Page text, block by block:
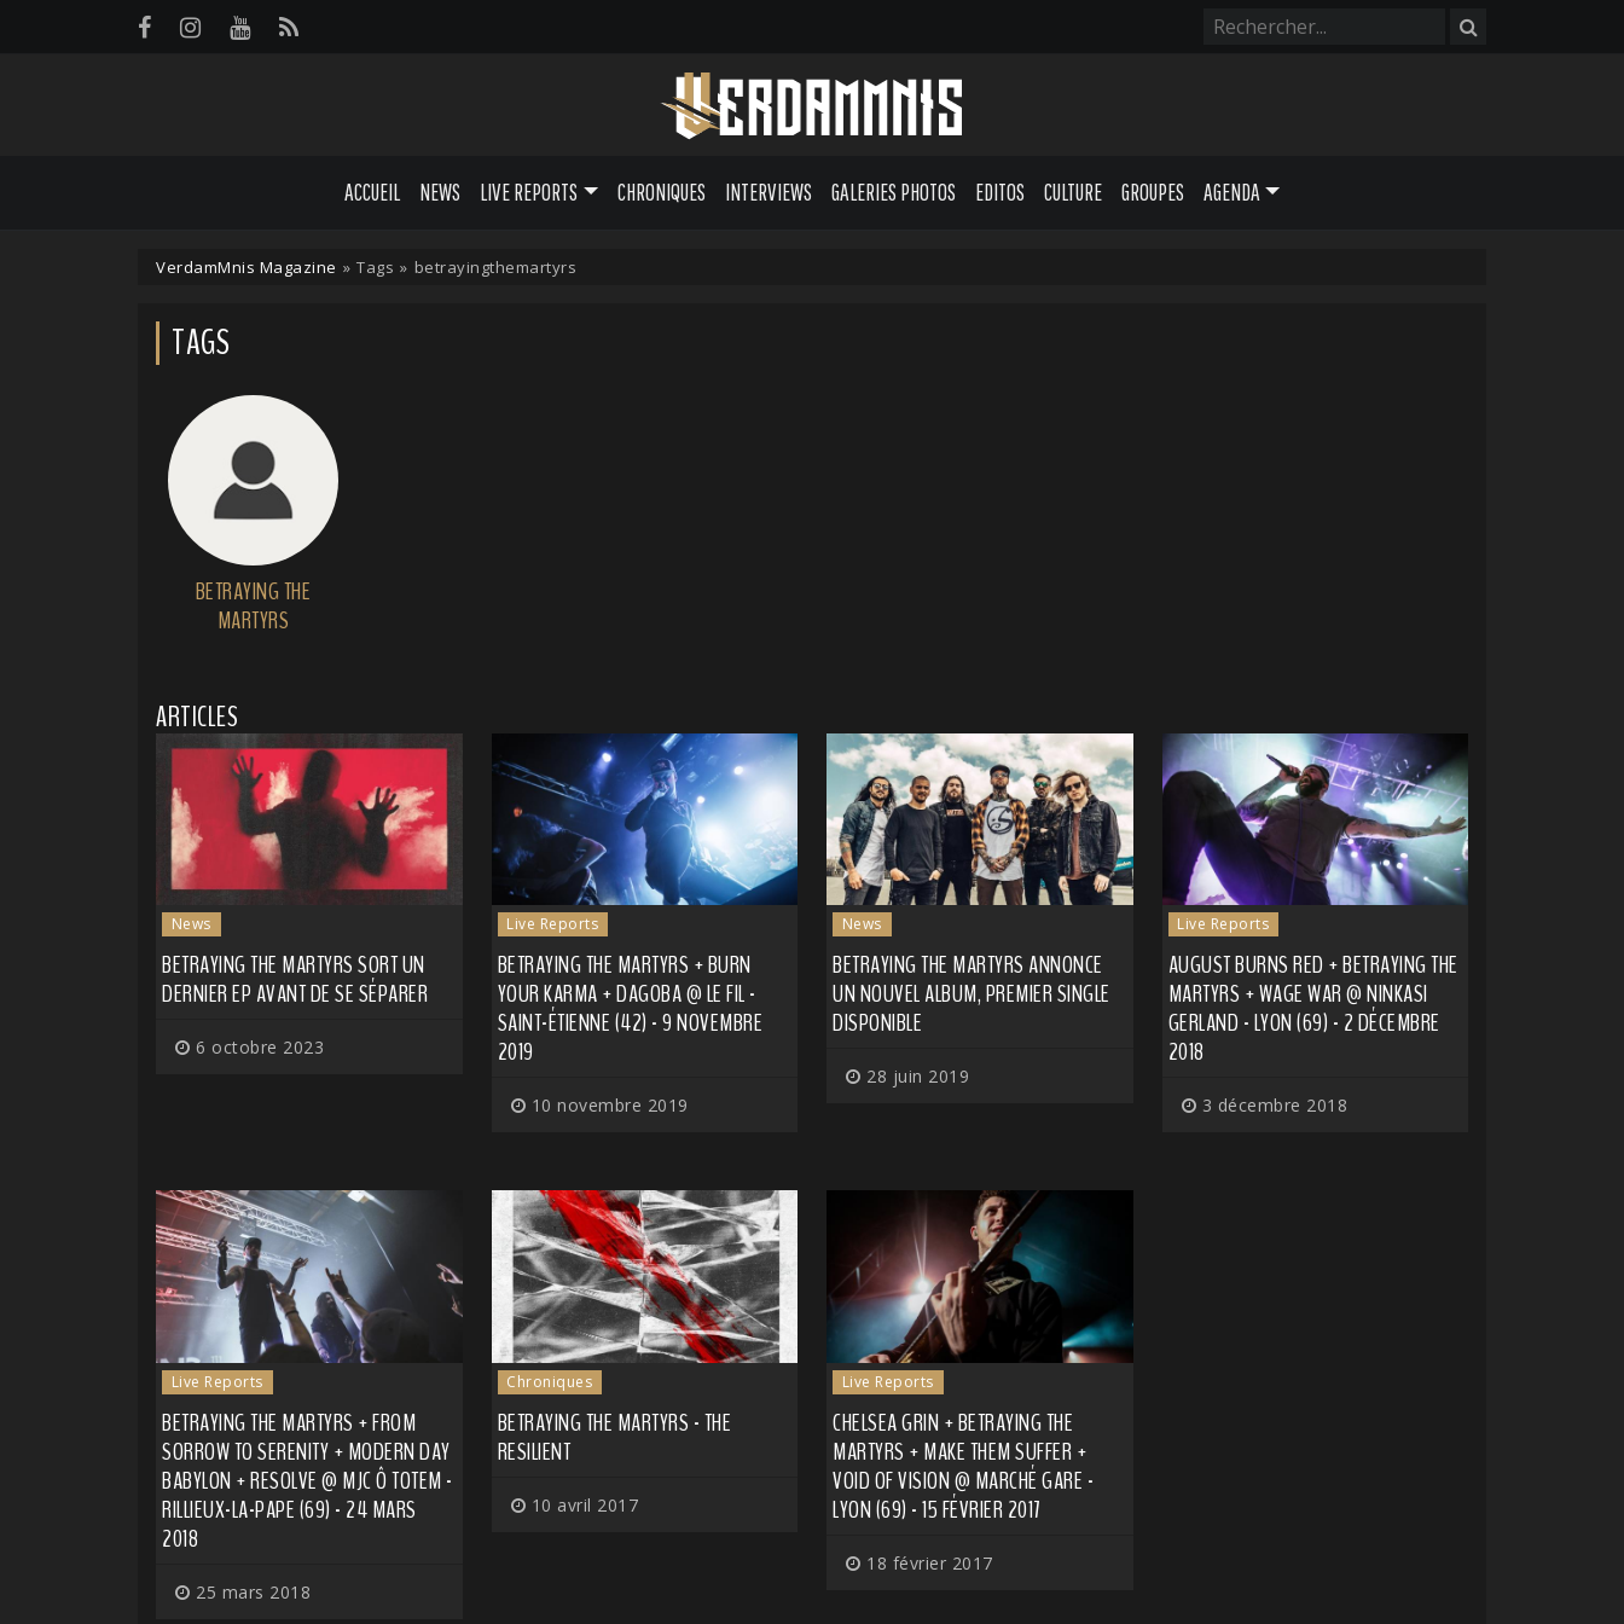
ACCUEIL NEWS LIVE REPORTS CHRONIQUES INTERVIEWS GALERIES PHOTOS EDITOS CULTURE GROUPES AGENDA
VerdamMnis Magazine » Tags » betrayingthemartyrs
TAGS
BETRAYING THE
MARTYRS
ARTICLES
News
BETRAYING THE MARTYRS SORT UN
DERNIER EP AVANT DE SE SÉPARER
6 octobre 2023
Live Reports
BETRAYING THE MARTYRS + BURN
YOUR KARMA + DAGOBA @ LE FIL -
SAINT-ÉTIENNE (42) - 9 NOVEMBRE
2019
10 novembre 2019
News
BETRAYING THE MARTYRS ANNONCE
UN NOUVEL ALBUM, PREMIER SINGLE
DISPONIBLE
28 juin 2019
Live Reports
AUGUST BURNS RED + BETRAYING THE
MARTYRS + WAGE WAR @ NINKASI
GERLAND - LYON (69) - 2 DÉCEMBRE
2018
3 décembre 2018
Live Reports
BETRAYING THE MARTYRS + FROM
SORROW TO SERENITY + MODERN DAY
BABYLON + RESOLVE @ MJC Ô TOTEM -
RILLIEUX-LA-PAPE (69) - 24 MARS
2018
25 mars 2018
Chroniques
BETRAYING THE MARTYRS - THE
RESILIENT
10 avril 2017
Live Reports
CHELSEA GRIN + BETRAYING THE
MARTYRS + MAKE THEM SUFFER +
VOID OF VISION @ MARCHÉ GARE -
LYON (69) - 15 FÉVRIER 2017
18 février 2017
Panneau de gestion des cookies